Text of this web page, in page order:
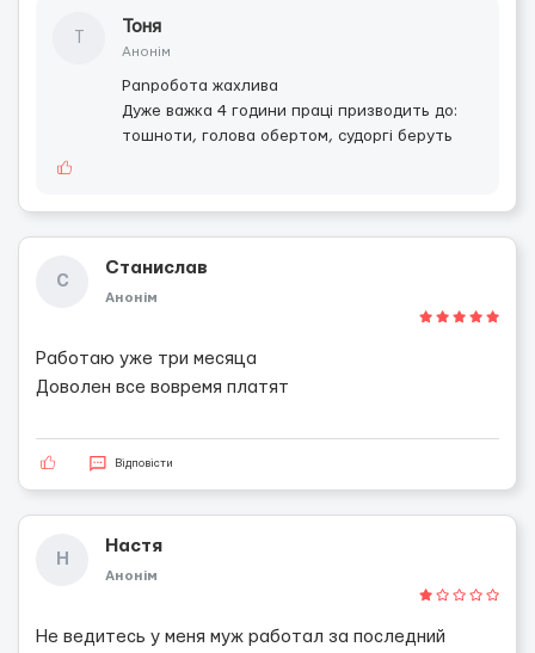
Тоня
Анонім
Рanробота жахлива
Дуже важка 4 години праці призводить до:
тошноти, голова обертом, судоргі беруть
С
Станислав
Анонім
Работаю уже три месяца
Доволен все вовремя платят
Відповісти
Н
Настя
Анонім
Не ведитесь у меня муж работал за последний